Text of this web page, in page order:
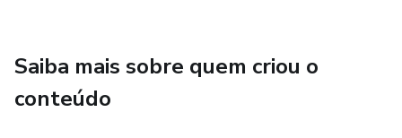
Saiba mais sobre quem criou o
conteúdo